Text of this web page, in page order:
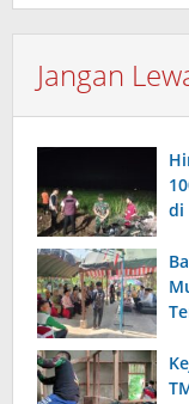
Jangan
di